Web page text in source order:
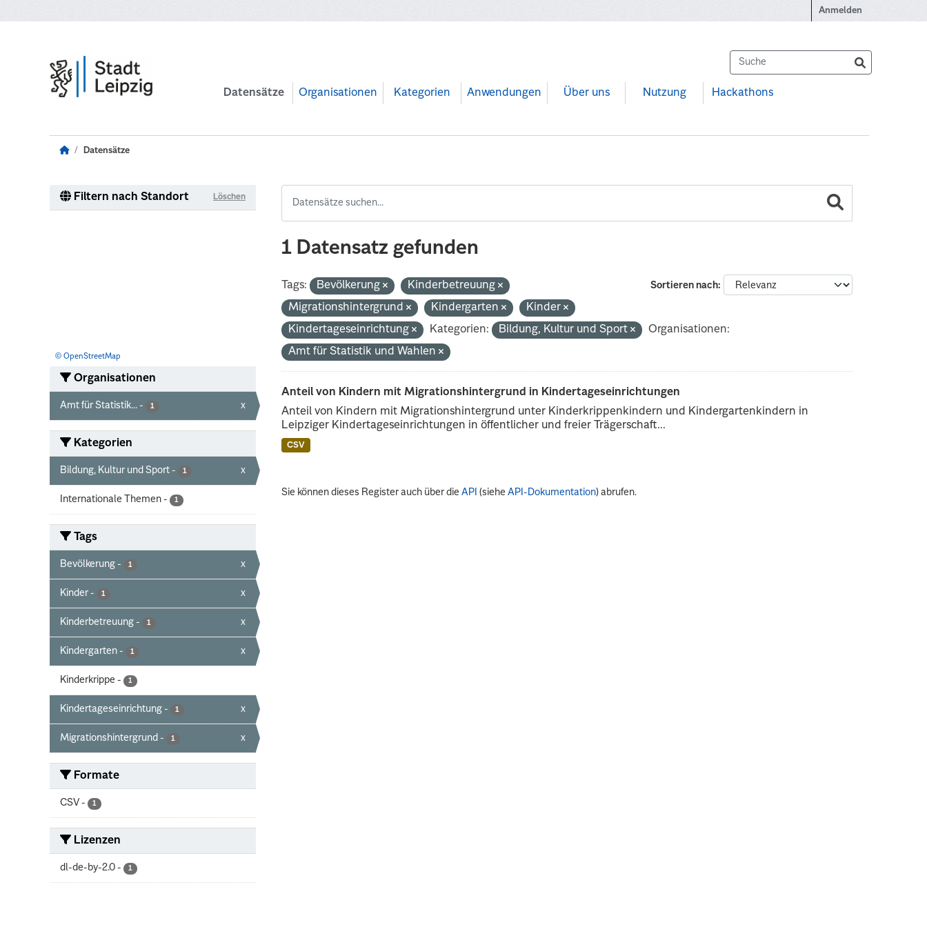
Anmelden
Datensätze Organisationen Kategorien Anwendungen Über uns Nutzung Hackathons
Datensätze
Filtern nach Standort Löschen
© OpenStreetMap
Organisationen
Amt für Statistik... - 1 x
Kategorien
Bildung, Kultur und Sport - 1 x
Internationale Themen - 1
Tags
Bevölkerung - 1 x
Kinder - 1 x
Kinderbetreuung - 1 x
Kindergarten - 1 x
Kinderkrippe - 1
Kindertageseinrichtung - 1 x
Migrationshintergrund - 1 x
Formate
CSV - 1
Lizenzen
dl-de-by-2.0 - 1
1 Datensatz gefunden
Sortieren nach
Tags: Bevölkerung
Kinderbetreuung
Migrationshintergrund
Kindergarten
Kinder
Kindertageseinrichtung
Kategorien: Bildung, Kultur und Sport
Organisationen:
Amt für Statistik und Wahlen
Anteil von Kindern mit Migrationshintergrund in Kindertageseinrichtungen
Anteil von Kindern mit Migrationshintergrund unter Kinderkrippenkindern und Kindergartenkindern in
Leipziger Kindertageseinrichtungen in öffentlicher und freier Trägerschaft...
CSV
Sie können dieses Register auch über dieAPI (sieheAPI-Dokumentation) abrufen.